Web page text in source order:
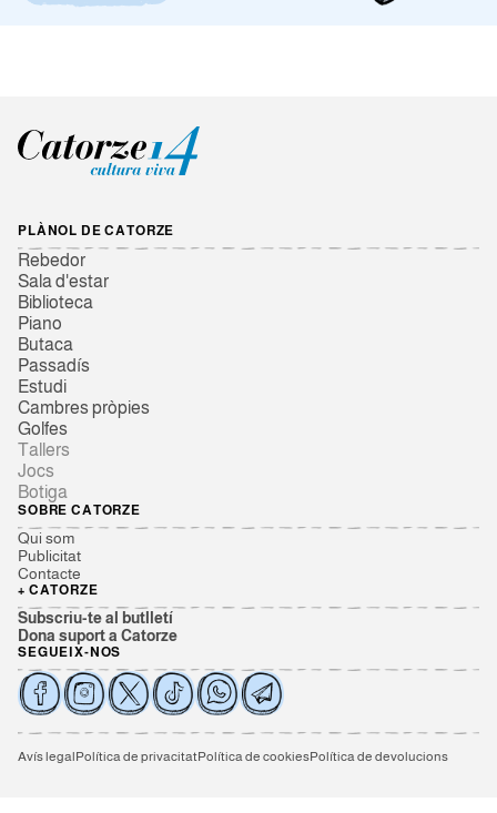
PLÀNOL DE CATORZE
Rebedor
Sala d'estar
Biblioteca
Piano
Butaca
Passadís
Estudi
Cambres pròpies
Golfes
Tallers
Jocs
Botiga
SOBRE CATORZE
Qui som
Publicitat
Contacte
+ CATORZE
Subscriu-te al butlletí
Dona suport a Catorze
SEGUEIX-NOS
Avís legalPolítica de privacitatPolítica de cookiesPolítica de devolucions